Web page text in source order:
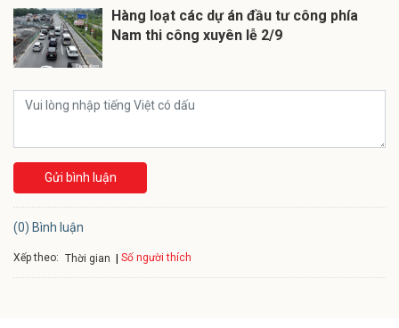
Hàng loạt các dự án đầu tư công phía
Nam thi công xuyên lễ 2/9
Gửi bình luận
(0) Bình luận
Xếp theo: Thời gian Số người thích